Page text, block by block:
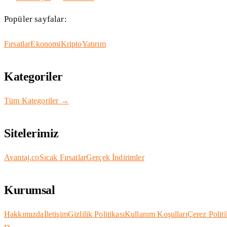
Popüler sayfalar:
FırsatlarEkonomiKriptoYatırım
Kategoriler
Tüm Kategoriler →
Sitelerimiz
Avantaj.coSıcak FırsatlarGerçek İndirimler
Kurumsal
HakkımızdaİletişimGizlilik PolitikasıKullanım KoşullarıÇerez